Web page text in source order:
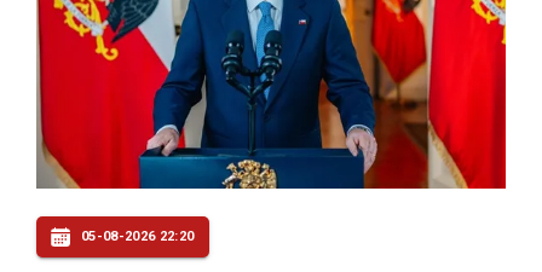
05-08-2026 22:20